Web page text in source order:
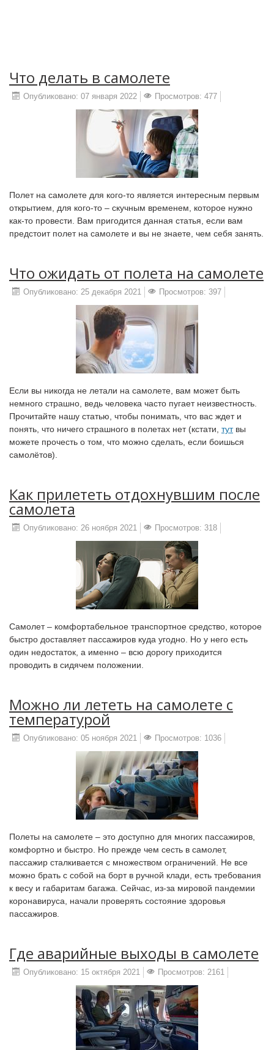
Что делать в самолете
Опубликовано: 07 января 2022 Просмотров: 477
Полет на самолете для кого-то является интересным первым
открытием, для кого-то – скучным временем, которое нужно
как-то провести. Вам пригодится данная статья, если вам
предстоит полет на самолете и вы не знаете, чем себя занять.
Что ожидать от полета на самолете
Опубликовано: 25 декабря 2021 Просмотров: 397
Если вы никогда не летали на самолете, вам может быть
немного страшно, ведь человека часто пугает неизвестность.
Прочитайте нашу статью, чтобы понимать, что вас ждет и
понять, что ничего страшного в полетах нет (кстати, тутвы
можете прочесть о том, что можно сделать, если боишься
самолётов).
Как прилететь отдохнувшим после
самолета
Опубликовано: 26 ноября 2021 Просмотров: 318
Самолет – комфортабельное транспортное средство, которое
быстро доставляет пассажиров куда угодно. Но у него есть
один недостаток, а именно – всю дорогу приходится
проводить в сидячем положении.
Можно ли лететь на самолете с
температурой
Опубликовано: 05 ноября 2021 Просмотров: 1036
Полеты на самолете – это доступно для многих пассажиров,
комфортно и быстро. Но прежде чем сесть в самолет,
пассажир сталкивается с множеством ограничений. Не все
можно брать с собой на борт в ручной клади, есть требования
к весу и габаритам багажа. Сейчас, из-за мировой пандемии
коронавируса, начали проверять состояние здоровья
пассажиров.
Где аварийные выходы в самолете
Опубликовано: 15 октября 2021 Просмотров: 2161